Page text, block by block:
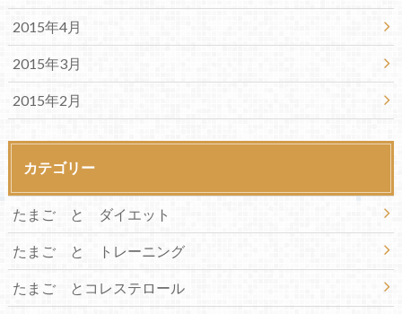
2015年4月
2015年3月
2015年2月
カテゴリー
たまご と ダイエット
たまご と トレーニング
たまご とコレステロール